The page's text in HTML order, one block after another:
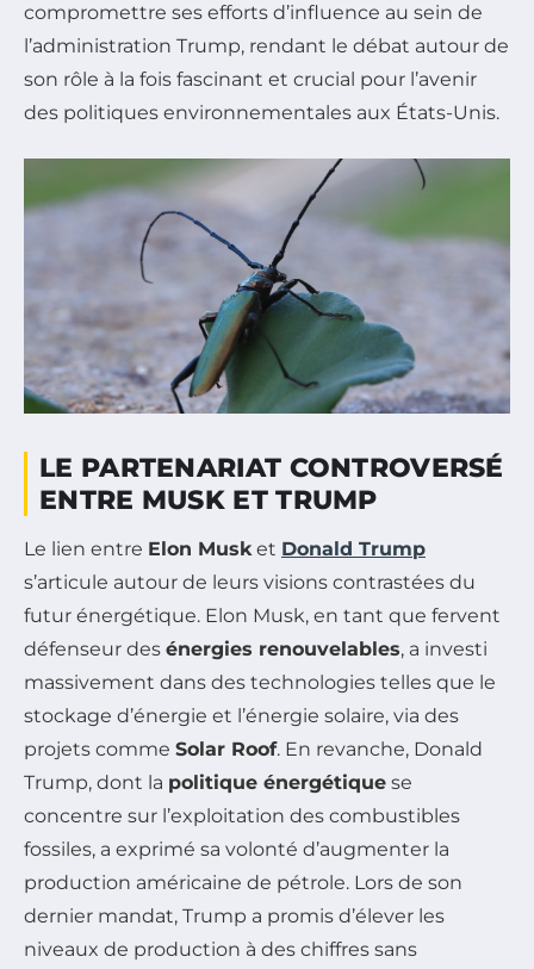
compromettre ses efforts d’influence au sein de
l’administration Trump, rendant le débat autour de
son rôle à la fois fascinant et crucial pour l’avenir
des politiques environnementales aux États-Unis.
LE PARTENARIAT CONTROVERSÉ
ENTRE MUSK ET TRUMP
Le lien entre Elon Musk et Donald Trump
s’articule autour de leurs visions contrastées du
futur énergétique. Elon Musk, en tant que fervent
défenseur des énergies renouvelables, a investi
massivement dans des technologies telles que le
stockage d’énergie et l’énergie solaire, via des
projets comme Solar Roof. En revanche, Donald
Trump, dont la politique énergétique se
concentre sur l’exploitation des combustibles
fossiles, a exprimé sa volonté d’augmenter la
production américaine de pétrole. Lors de son
dernier mandat, Trump a promis d’élever les
niveaux de production à des chiffres sans